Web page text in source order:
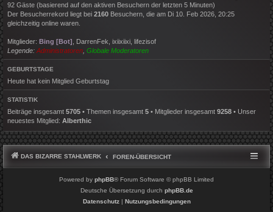
92 Gäste (basierend auf den aktiven Besuchern der letzten 5 Minuten)
Der Besucherrekord liegt bei 2160 Besuchern, die am Di 10. Feb 2026, 20:25
gleichzeitig online waren.
Mitglieder: Bing [Bot] DarrenFek ixiixiixi lifezisof
Legende: Administratoren Globale Moderatoren
GEBURTSTAGE
Heute hat kein Mitglied Geburtstag
STATISTIK
Beiträge insgesamt 5705 • Themen insgesamt 5 • Mitglieder insgesamt 9258 • Unser
neuestes Mitglied: Alberthic
DAS BIZARRE STAHLWERK FOREN-ÜBERSICHT
Powered by phpBB® Forum Software © phpBB Limited
Deutsche Übersetzung durch phpBB.de
Datenschutz| Nutzungsbedingungen